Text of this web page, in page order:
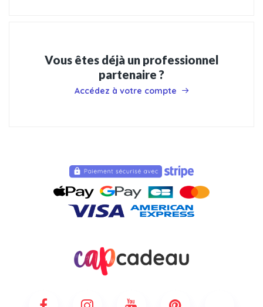
Vous êtes déjà un professionnel
partenaire ?
Accédez à votre compte